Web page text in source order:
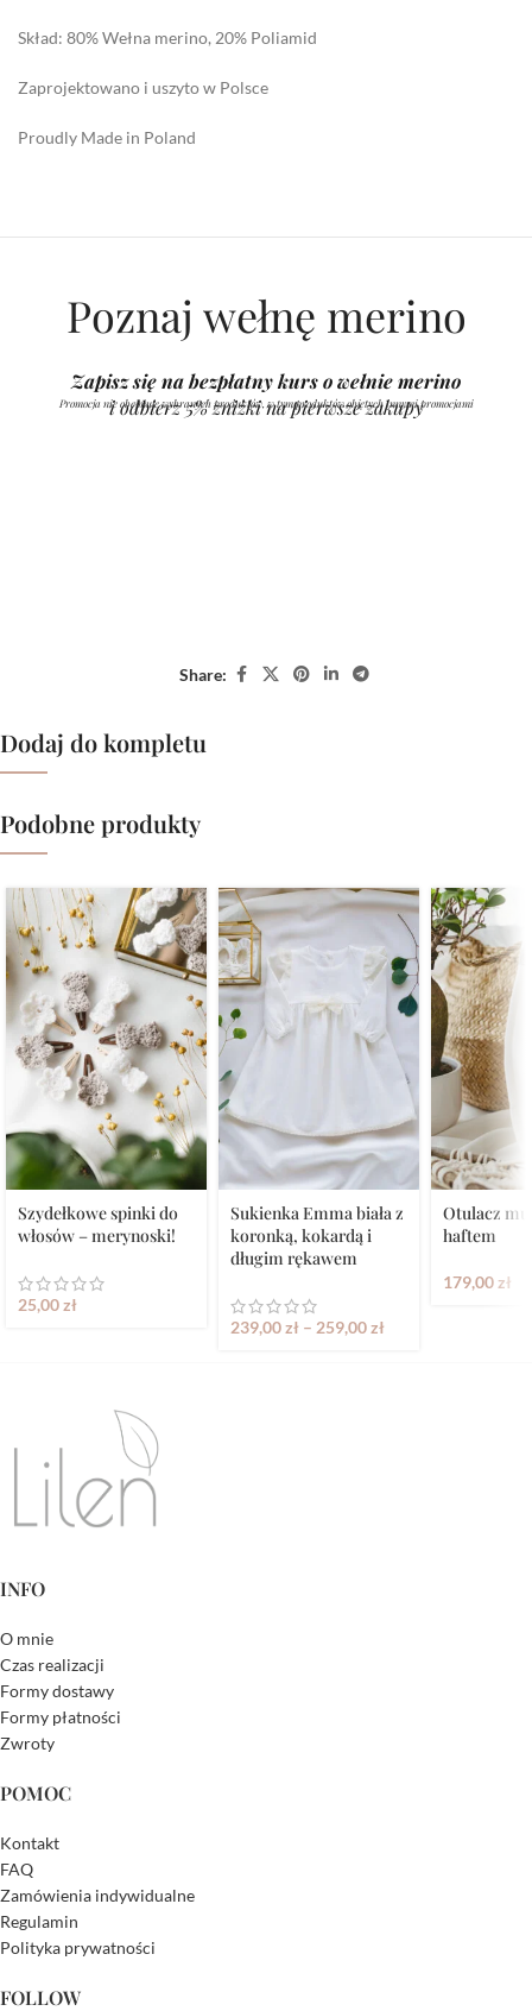
Skład: 80% Wełna merino, 20% Poliamid
Zaprojektowano i uszyto w Polsce
Proudly Made in Poland
Poznaj wełnę merino
Zapisz się na bezpłatny kurs o wełnie merino
i odbierz 5% zniżki na pierwsze zakupy
Promocja nie obejmuje wybranych produktów, w tym produktów objętych innymi promocjami
Share:
Dodaj do kompletu
Podobne produkty
Szydełkowe spinki do
włosów – merynoski!
25,00zł
Sukienka Emma biała z
koronką, kokardą i
długim rękawem
239,00zł – 259,00zł
Otulacz
haftem
179,00 zł
INFO
O mnie
Czas realizacji
Formy dostawy
Formy płatności
Zwroty
POMOC
Kontakt
FAQ
Zamówienia indywidualne
Regulamin
Polityka prywatności
FOLLOW